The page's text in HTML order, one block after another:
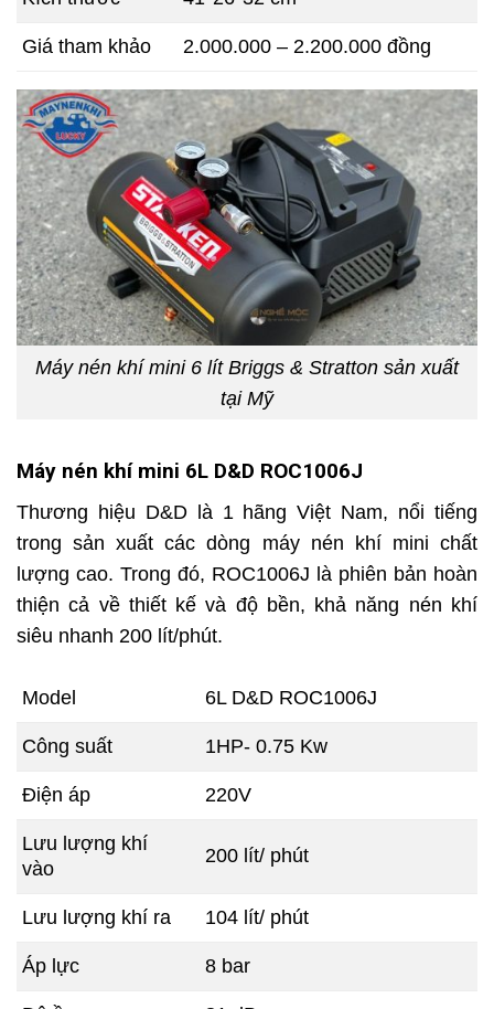
Giá tham khảo 2.000.000 – 2.200.000 đồng
Máy nén khí mini 6 lít Briggs & Stratton sản xuất
tại Mỹ
Máy nén khí mini 6L D&D ROC1006J
Thương hiệu D&D là 1 hãng Việt Nam, nổi tiếng
trong sản xuất các dòng máy nén khí mini chất
lượng cao. Trong đó, ROC1006J là phiên bản hoàn
thiện cả về thiết kế và độ bền, khả năng nén khí
siêu nhanh 200 lít/phút.
Model 6L D&D ROC1006J
Công suất 1HP- 0.75 Kw
Điện áp 220V
Lưu lượng khí
vào
200 lít/ phút
Lưu lượng khí ra 104 lít/ phút
Áp lực 8 bar